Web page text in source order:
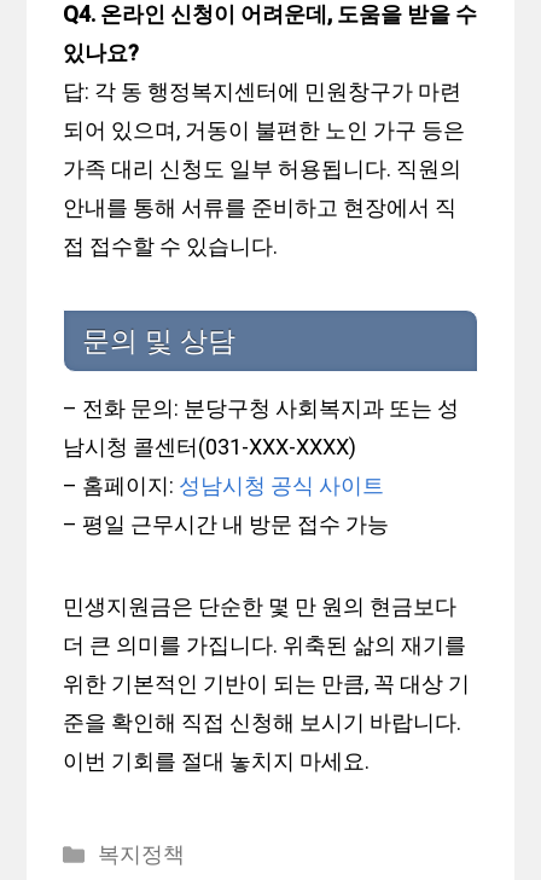
Q4. 온라인 신청이 어려운데, 도움을 받을 수
있나요?
답: 각 동 행정복지센터에 민원창구가 마련
되어 있으며, 거동이 불편한 노인 가구 등은
가족 대리 신청도 일부 허용됩니다. 직원의
안내를 통해 서류를 준비하고 현장에서 직
접 접수할 수 있습니다.
문의 및 상담
– 전화 문의: 분당구청 사회복지과 또는 성
남시청 콜센터(031-XXX-XXXX)
– 홈페이지: 성남시청 공식 사이트
– 평일 근무시간 내 방문 접수 가능
민생지원금은 단순한 몇 만 원의 현금보다
더 큰 의미를 가집니다. 위축된 삶의 재기를
위한 기본적인 기반이 되는 만큼, 꼭 대상 기
준을 확인해 직접 신청해 보시기 바랍니다.
이번 기회를 절대 놓치지 마세요.
카
복지정책